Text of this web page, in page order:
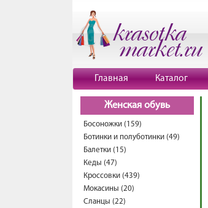
Главная Каталог
Женская обувь
Босоножки (159)
Ботинки и полуботинки (49)
Балетки (15)
Кеды (47)
Кроссовки (439)
Мокасины (20)
Сланцы (22)